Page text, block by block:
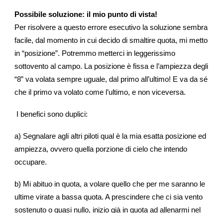
Possibile soluzione: il mio punto di vista!
Per risolvere a questo errore esecutivo la soluzione sembra
facile, dal momento in cui decido di smaltire quota, mi metto
in “posizione”. Potremmo metterci in leggerissimo
sottovento al campo. La posizione è fissa e l’ampiezza degli
“8” va volata sempre uguale, dal primo all’ultimo! E va da sé
che il primo va volato come l’ultimo, e non viceversa.
I benefici sono duplici:
a) Segnalare agli altri piloti qual è la mia esatta posizione ed
ampiezza, ovvero quella porzione di cielo che intendo
occupare.
b) Mi abituo in quota, a volare quello che per me saranno le
ultime virate a bassa quota. A prescindere che ci sia vento
sostenuto o quasi nullo, inizio già in quota ad allenarmi nel